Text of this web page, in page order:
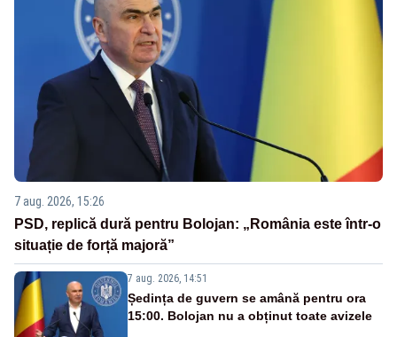
7 aug. 2026, 15:26
PSD, replică dură pentru Bolojan: „România este într-o
situație de forță majoră”
7 aug. 2026, 14:51
Ședința de guvern se amână pentru ora
15:00. Bolojan nu a obținut toate avizele